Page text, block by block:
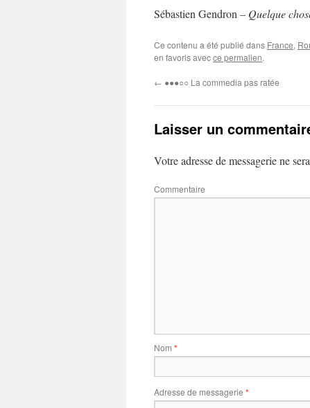
Sébastien Gendron – Quelque
Ce contenu a été publié dans France,
en favoris avecce permalien.
← ●●●○○ La commedia pas ratée
Laisser un
Votre adresse de messagerie ne
Commentaire
Nom *
Adresse de messagerie *